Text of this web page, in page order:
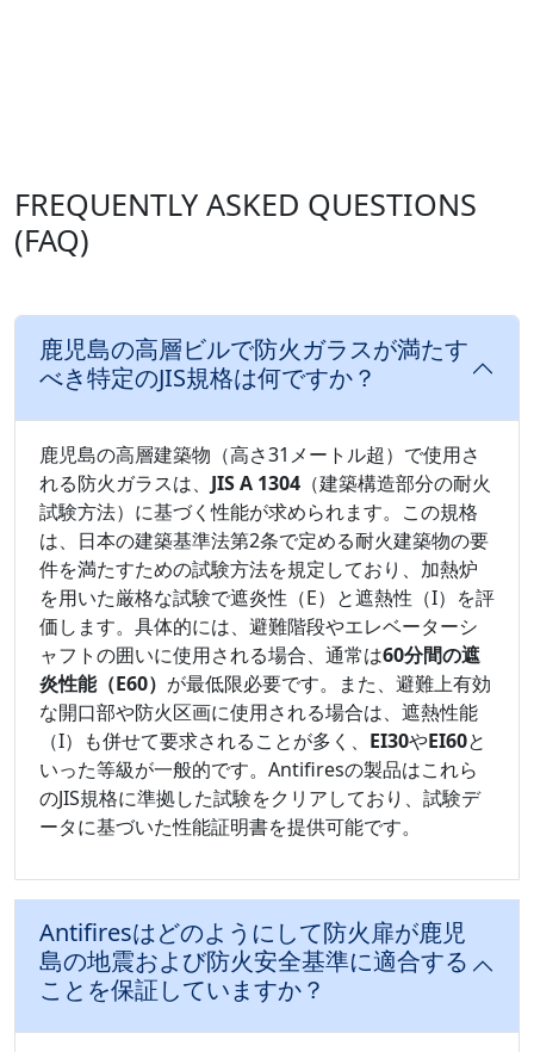
FREQUENTLY ASKED QUESTIONS
(FAQ)
鹿児島の高層ビルで防火ガラスが満たす
べき特定のJIS規格は何ですか？
鹿児島の高層建築物（高さ31メートル超）で使用さ
れる防火ガラスは、 JIS A 1304 （建築構造部分の耐火
試験方法）に基づく性能が求められます。この規格
は、日本の建築基準法第2条で定める耐火建築物の要
件を満たすための試験方法を規定しており、加熱炉
を用いた厳格な試験で遮炎性（E）と遮熱性（I）を評
価します。具体的には、避難階段やエレベーターシ
ャフトの囲いに使用される場合、通常は60分間の遮
炎性能（E60） が最低限必要です。また、避難上有効
な開口部や防火区画に使用される場合は、遮熱性能
（I）も併せて要求されることが多く、 EI30やEI60と
いった等級が一般的です。Antifiresの製品はこれら
のJIS規格に準拠した試験をクリアしており、試験デ
ータに基づいた性能証明書を提供可能です。
Antifiresはどのようにして防火扉が鹿児
島の地震および防火安全基準に適合する
ことを保証していますか？